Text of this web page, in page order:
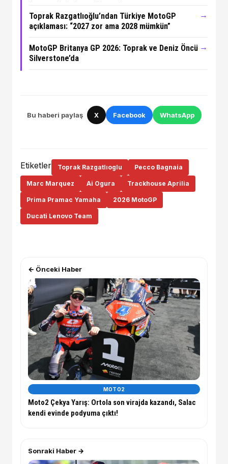
Toprak Razgatlıoğlu’ndan Türkiye MotoGP
açıklaması: “2027 zor ama 2028 mümkün”
→
MotoGP Britanya GP 2026: Toprak ve Deniz Öncü
Silverstone’da
→
Bu haberi paylaş X Facebook WhatsApp
Etiketler Toprak Razgatlıoglu Pecco Bagnaia
Marc Marquez Ai Ogura Trackhouse Aprilia
Prima Pramac Yamaha 2026 MotoGP
Ducati Lenovo Team
← Önceki Haber
MOTO2
Moto2 Çekya Yarış: Ortola son virajda kazandı, Salac
kendi evinde podyuma çıktı!
Sonraki Haber →